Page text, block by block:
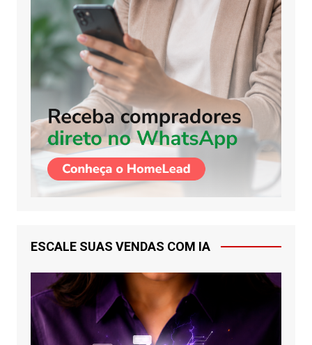
ESCALE SUAS VENDAS COM IA